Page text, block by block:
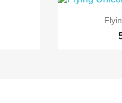
